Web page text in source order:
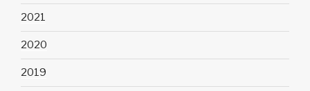
2021
2020
2019